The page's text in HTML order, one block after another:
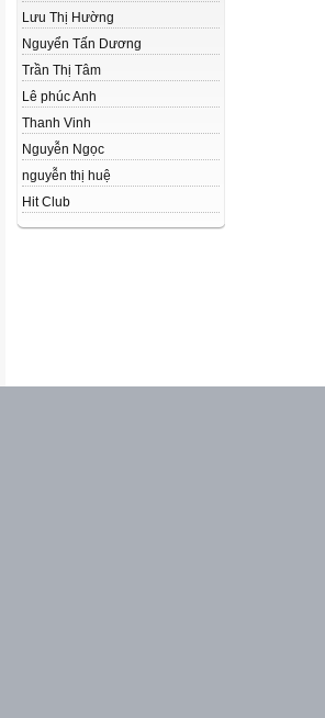
Lưu Thị Hường
Nguyển Tấn Dương
Trần Thị Tâm
Lê phúc Anh
Thanh Vinh
Nguyễn Ngọc
nguyễn thị huệ
Hit Club